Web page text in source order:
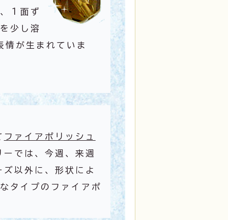
１面ず
少し溶
が生まれていま
ファイアポリッシュ
では、今週、来週
以外に、形状によ
タイプのファイアポ